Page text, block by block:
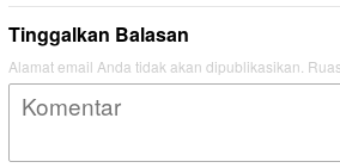
Tinggalkan Balasan
Alamat email Anda tidak akan dipublikasikan.